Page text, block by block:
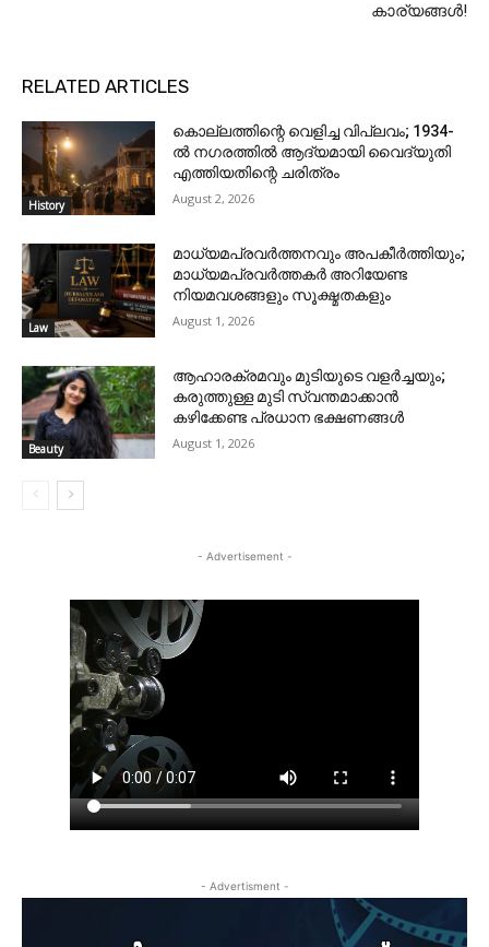
കാര്യങ്ങൾ!
RELATED ARTICLES
History
കൊല്ലത്തിന്റെ വെളിച്ച വിപ്ലവം; 1934-
ൽ നഗരത്തിൽ ആദ്യമായി വൈദ്യുതി
എത്തിയതിന്റെ ചരിത്രം
August 2, 2026
Law
മാധ്യമപ്രവർത്തനവും അപകീർത്തിയും;
മാധ്യമപ്രവർത്തകർ അറിയേണ്ട
നിയമവശങ്ങളും സൂക്ഷ്മതകളും
August 1, 2026
Beauty
ആഹാരക്രമവും മുടിയുടെ വളർച്ചയും;
കരുത്തുള്ള മുടി സ്വന്തമാക്കാൻ
കഴിക്കേണ്ട പ്രധാന ഭക്ഷണങ്ങൾ
August 1, 2026
- Advertisement -
- Advertisment -